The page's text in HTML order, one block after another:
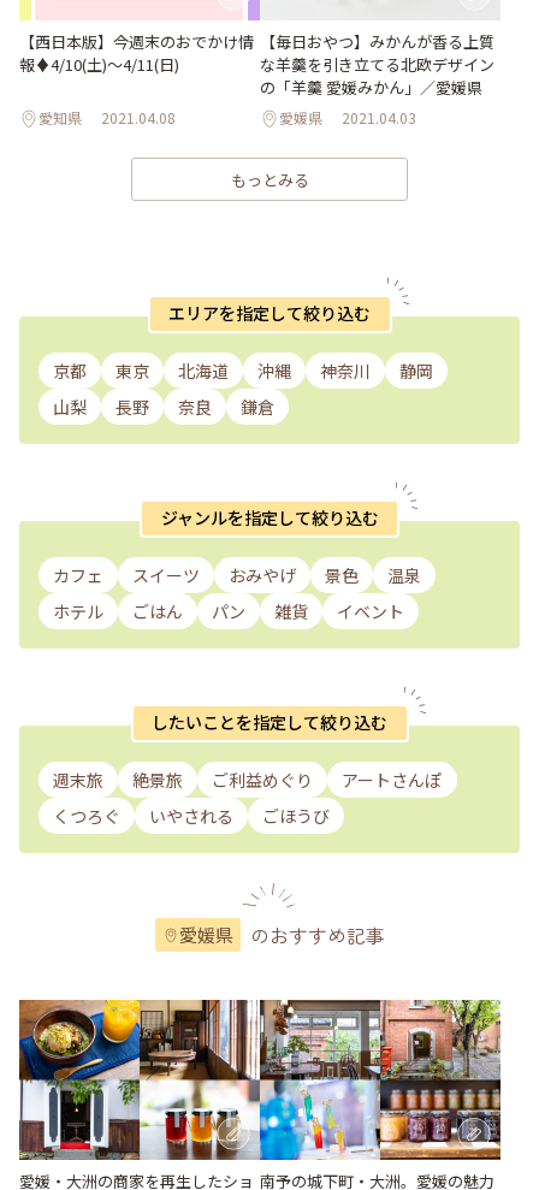
【西日本版】今週末のおでかけ情
報♦︎4/10(土)〜4/11(日)
愛知県 2021.04.08
【毎日おやつ】みかんが香る上質
な羊羹を引き立てる北欧デザイン
の「羊羹 愛媛みかん」／愛媛県
愛媛県 2021.04.03
もっとみる
エリアを指定して絞り込む
京都 東京 北海道 沖縄 神奈川
静岡
山梨
長野 奈良 鎌倉
ジャンルを指定して絞り込む
カフェ スイーツ おみやげ 景色
温泉
ホテル
ごはん パン 雑貨 イベント
したいことを指定して絞り込む
週末旅 絶景旅 ご利益めぐり
アートさんぽ
くつろぐ
いやされる ごほうび
愛媛県 のおすすめ記事
愛媛・大洲の商家を再生したショ 南予の城下町・大洲。愛媛の魅力